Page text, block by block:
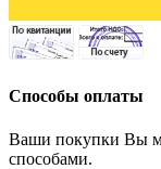
Способы оплаты
Ваши покупки Вы
способами.